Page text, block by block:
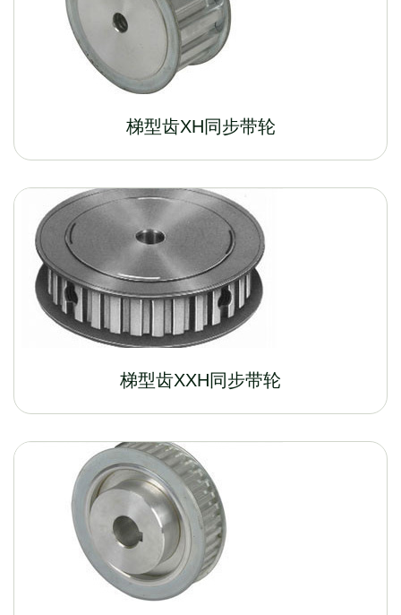
梯型齿XH同步带轮
梯型齿XXH同步带轮